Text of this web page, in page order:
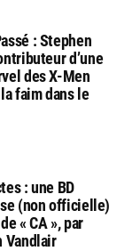
: Stephen
d’une
des X-Men
faim dans le
: une BD
(non officielle)
« CA », par
Vandlair